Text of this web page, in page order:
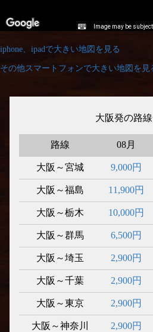
iphone、ipadで大きい地図を見る
その他スマートフォンで大きい地図を見
大阪発の路
路線 08月
大阪～宮城 9,000円
大阪～福島 11,900円
大阪～栃木 10,000円
大阪～群馬 6,500円
大阪～埼玉 2,900円
大阪～千葉 2,900円
大阪～東京 2,900円
大阪～神奈川 2,900円